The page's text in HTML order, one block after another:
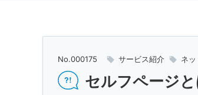
No.000175 サービス紹介 ネッ
セルフページ